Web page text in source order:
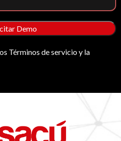
Términos de servicio y la